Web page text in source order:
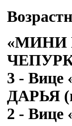
«МИНИ
3 -
ДАРЬЯ
2 -